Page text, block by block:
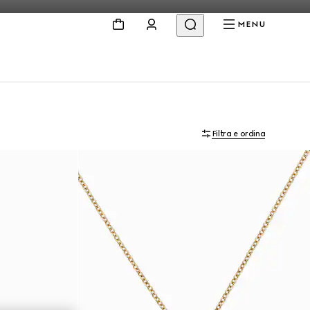
MENU
Filtra e ordina